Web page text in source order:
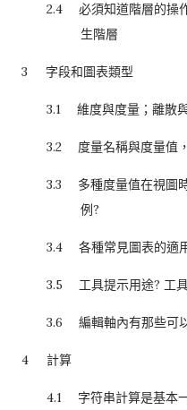
2.4 必須知道階層的操
生階層
3 字段和圖表類型
3.1 維度與度量；離散
3.2 度量名稱與度量值
3.3
多種度量值在視圖
例?
3.4 各種常見圖表的適
3.5 工具提示用途? 工
3.6 編輯軸內有那些可
4 計算
4.1 字符串計算是基本